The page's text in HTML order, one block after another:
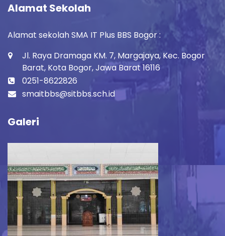
Alamat Sekolah
Alamat sekolah SMA IT Plus BBS Bogor :
Jl. Raya Dramaga KM. 7, Margajaya, Kec. Bogor
Barat, Kota Bogor, Jawa Barat 16116
0251-8622826
smaitbbs@sitbbs.sch.id
Galeri